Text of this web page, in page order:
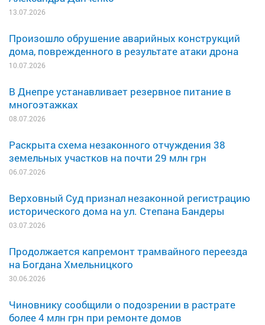
13.07.2026
Произошло обрушение аварийных конструкций
дома, поврежденного в результате атаки дрона
10.07.2026
В Днепре устанавливает резервное питание в
многоэтажках
08.07.2026
Раскрыта схема незаконного отчуждения 38
земельных участков на почти 29 млн грн
06.07.2026
Верховный Суд признал незаконной регистрацию
исторического дома на ул. Степана Бандеры
03.07.2026
Продолжается капремонт трамвайного переезда
на Богдана Хмельницкого
30.06.2026
Чиновнику сообщили о подозрении в растрате
более 4 млн грн при ремонте домов